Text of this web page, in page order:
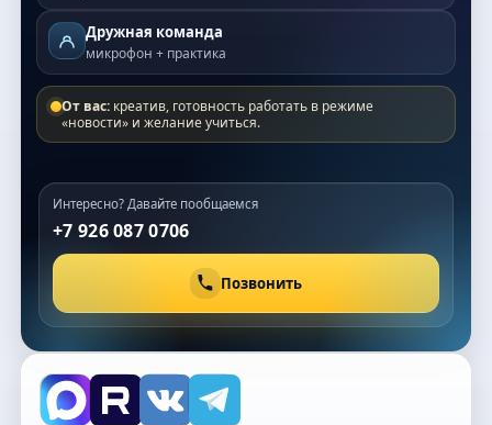
Дружная команда
микрофон + практика
От вас: креатив, готовность работать в режиме
«новости» и желание учиться.
Интересно? Давайте пообщаемся
+7 926 087 0706
Позвонить